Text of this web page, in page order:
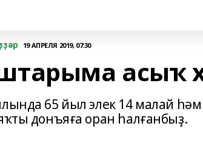
19 АПРЕЛЯ 2019, 07:30
асыҡ
65 йыл элек 14 малай һәм
донъяға оран һалғанбыҙ.